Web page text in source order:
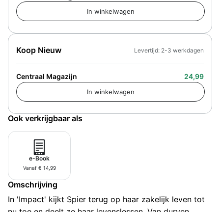
Koop Nieuw
Centraal Magazijn 24,99
Levertijd: 2-3 werkdagen
Ook verkrijgbaar als
e-Book
Vanaf € 14,99
Omschrijving
In 'Impact' kijkt Spier terug op haar zakelijk leven tot